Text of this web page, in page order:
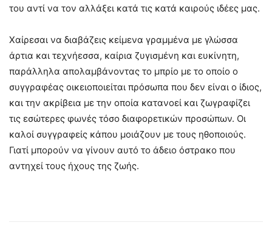
του αντί να τον αλλάξει κατά τις κατά καιρούς ιδέες μας.
Χαίρεσαι να διαβάζεις κείμενα γραμμένα με γλώσσα
άρτια και τεχνήεσσα, καίρια ζυγισμένη και ευκίνητη,
παράλληλα απολαμβάνοντας το μπρίο με το οποίο ο
συγγραφέας οικειοποιείται πρόσωπα που δεν είναι ο ίδιος,
και την ακρίβεια με την οποία κατανοεί και ζωγραφίζει
τις εσώτερες φωνές τόσο διαφορετικών προσώπων. Οι
καλοί συγγραφείς κάπου μοιάζουν με τους ηθοποιούς.
Γιατί μπορούν να γίνουν αυτό το άδειο όστρακο που
αντηχεί τους ήχους της ζωής.